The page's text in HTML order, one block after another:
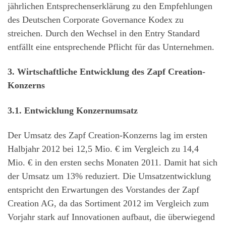
jährlichen Entsprechenserklärung zu den Empfehlungen
des Deutschen Corporate Governance Kodex zu
streichen. Durch den Wechsel in den Entry Standard
entfällt eine entsprechende Pflicht für das Unternehmen.
3. Wirtschaftliche Entwicklung des Zapf Creation-
Konzerns
3.1. Entwicklung Konzernumsatz
Der Umsatz des Zapf Creation-Konzerns lag im ersten
Halbjahr 2012 bei 12,5 Mio. € im Vergleich zu 14,4
Mio. € in den ersten sechs Monaten 2011. Damit hat sich
der Umsatz um 13% reduziert. Die Umsatzentwicklung
entspricht den Erwartungen des Vorstandes der Zapf
Creation AG, da das Sortiment 2012 im Vergleich zum
Vorjahr stark auf Innovationen aufbaut, die überwiegend